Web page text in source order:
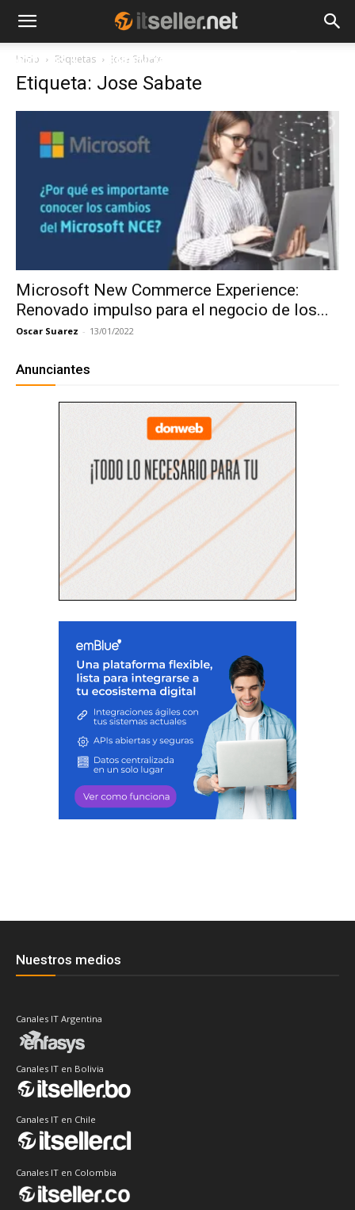
NOTICIAS TENDENCIAS
Inicio Etiquetas Jose Sabate
Etiqueta: Jose Sabate
Microsoft New Commerce Experience:
Renovado impulso para el negocio de los...
Oscar Suarez - 13/01/2022
Anunciantes
Nuestros medios
Canales IT Argentina
Canales IT en Bolivia
Canales IT en Chile
Canales IT en Colombia